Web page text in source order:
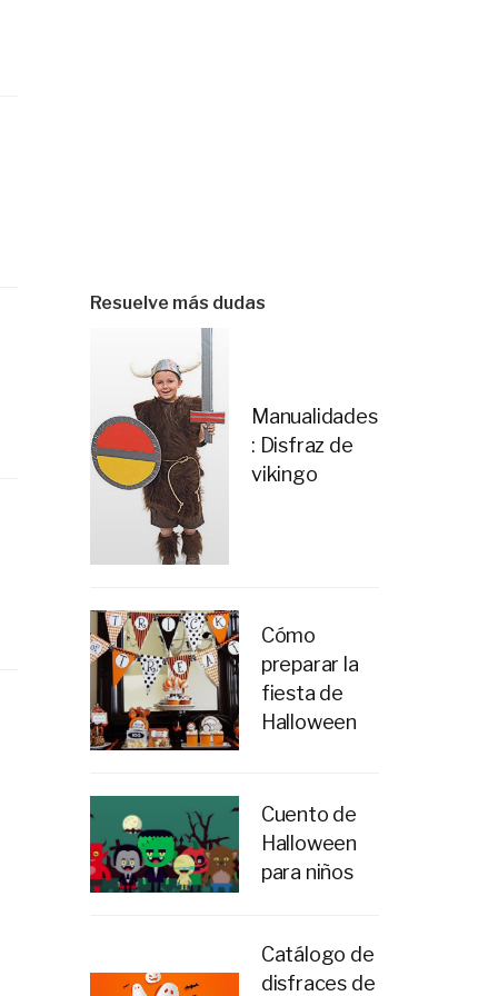
Resuelve más dudas
Manualidades
: Disfraz de
vikingo
Cómo
preparar la
fiesta de
Halloween
Cuento de
Halloween
para niños
Catálogo de
disfraces de